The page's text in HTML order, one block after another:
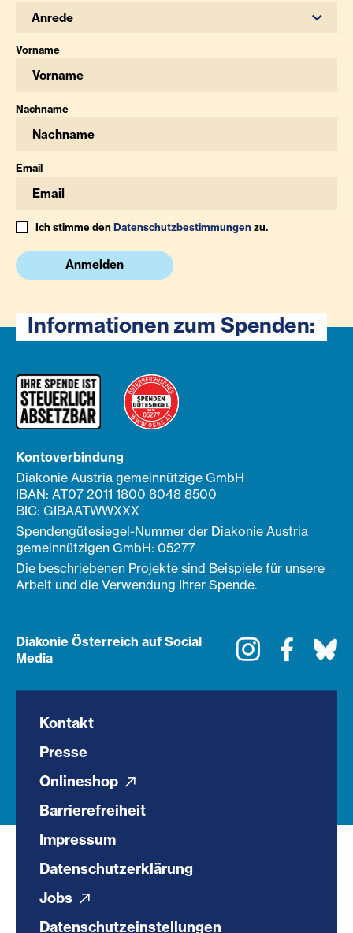
Anrede
Vorname
Nachname
Email
Ich stimme denDatenschutzbestimmungenzu.
Anmelden
Informationen zum Spenden:
Kontoverbindung
Diakonie Austria gemeinnützige GmbH
IBAN: AT07 2011 1800 8048 8500
BIC: GIBAATWWXXX
Spendengütesiegel-Nummer der Diakonie Austria
gemeinnützigen GmbH: 05277
Die beschriebenen Projekte sind Beispiele für unsere
Arbeit und die Verwendung Ihrer Spende.
Diakonie Österreich auf Social
Media
Instagram
Kontakt
Presse
Onlineshop
Barrierefreiheit
Impressum
Datenschutzerklärung
Jobs
Datenschutzeinstellungen